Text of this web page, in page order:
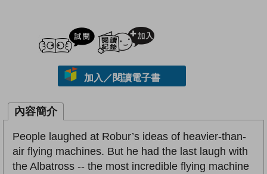
試閲
加入／閱讀電子書
內容簡介
People laughed at Robur’s ideas of heavier-than-
air flying machines. But he had the last laugh with
the Albatross -- the most incredible flying machine